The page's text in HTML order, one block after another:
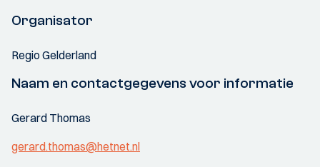
Organisator
Regio Gelderland
Naam en contactgegevens voor informatie
Gerard Thomas
gerard.thomas@hetnet.nl